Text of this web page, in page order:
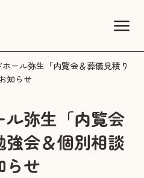
ール弥生「内覧会＆葬儀見積り
知らせ
ル弥生「内覧会
強会＆個別相談
らせ